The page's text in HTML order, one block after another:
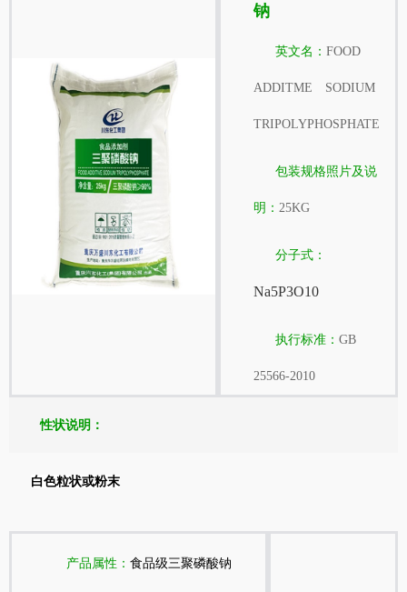
钠
英文名： FOOD
ADDITME SODIUM
TRIPOLYPHOSPHATE
包装规格照片及说
明： 25KG
分子式：
Na5P3O10
执行标准： GB
25566-2010
性状说明：
白色粒状或粉末
产品属性： 食品级三聚磷酸钠